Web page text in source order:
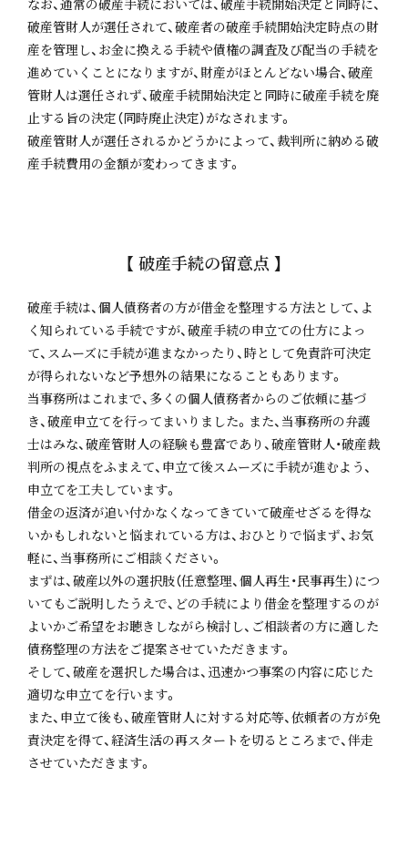
なお、通常の破産手続においては、破産手続開始決定と同時に、
破産管財人が選任されて、破産者の破産手続開始決定時点の財
産を管理し、お金に換える手続や債権の調査及び配当の手続を
進めていくことになりますが、財産がほとんどない場合、破産
管財人は選任されず、破産手続開始決定と同時に破産手続を廃
止する旨の決定（同時廃止決定）がなされます。
破産管財人が選任されるかどうかによって、裁判所に納める破
産手続費用の金額が変わってきます。
【 破産手続の留意点 】
破産手続は、個人債務者の方が借金を整理する方法として、よ
く知られている手続ですが、破産手続の申立ての仕方によっ
て、スムーズに手続が進まなかったり、時として免責許可決定
が得られないなど予想外の結果になることもあります。
当事務所はこれまで、多くの個人債務者からのご依頼に基づ
き、破産申立てを行ってまいりました。また、当事務所の弁護
士はみな、破産管財人の経験も豊富であり、破産管財人・破産裁
判所の視点をふまえて、申立て後スムーズに手続が進むよう、
申立てを工夫しています。
借金の返済が追い付かなくなってきていて破産せざるを得な
いかもしれないと悩まれている方は、おひとりで悩まず、お気
軽に、当事務所にご相談ください。
まずは、破産以外の選択肢（任意整理、個人再生・民事再生）につ
いてもご説明したうえで、どの手続により借金を整理するのが
よいかご希望をお聴きしながら検討し、ご相談者の方に適した
債務整理の方法をご提案させていただきます。
そして、破産を選択した場合は、迅速かつ事案の内容に応じた
適切な申立てを行います。
また、申立て後も、破産管財人に対する対応等、依頼者の方が免
責決定を得て、経済生活の再スタートを切るところまで、伴走
させていただきます。